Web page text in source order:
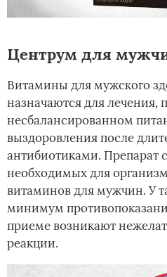
Центрум для
Витамины для мужского
назначаются для лечения,
несбалансированном
выздоровления после
антибиотиками. Препарат
необходимых для
витаминов для мужчин. У
минимум
приеме возникают
реакции.